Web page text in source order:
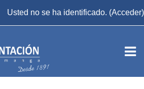
Usted no se ha identificado. (Acceder)